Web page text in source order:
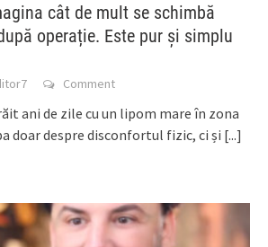
cât de mult se schimbă
operație. Este pur și simplu
Comment
ani de zile cu un lipom mare în zona
doar despre disconfortul fizic, ci și [...]